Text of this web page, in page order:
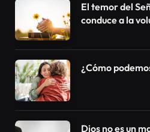
El temor del
conduce a la
¿Cómo
Dios no es un